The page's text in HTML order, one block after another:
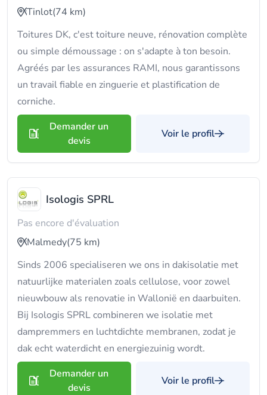
Tinlot(74 km)
Toitures DK, c'est toiture neuve, rénovation complète
ou simple démoussage : on s'adapte à ton besoin.
Agréés par les assurances RAMI, nous garantissons
un travail fiable en zinguerie et plastification de
corniche.
Demander un
devis
Voir le profil
Isologis SPRL
Pas encore d'évaluation
Malmedy(75 km)
Sinds 2006 specialiseren we ons in dakisolatie met
natuurlijke materialen zoals cellulose, voor zowel
nieuwbouw als renovatie in Wallonië en daarbuiten.
Bij Isologis SPRL combineren we isolatie met
dampremmers en luchtdichte membranen, zodat je
dak echt waterdicht en energiezuinig wordt.
Demander un
devis
Voir le profil